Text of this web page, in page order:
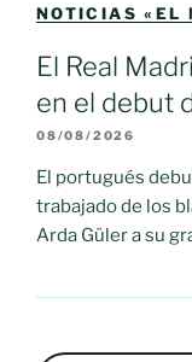
NOTICIAS «EL
El Real
en el debut
08/08/2026
El portugués
trabajado de los
Arda Güler a su